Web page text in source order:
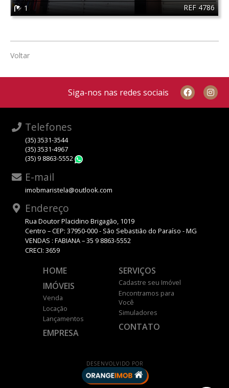
REF 4786
1
Voltar
Siga-nos nas redes sociais
Telefones
(35) 3531-3544
(35) 3531-4967
(35) 9 8863-5552
E-mail
imobmaristela@outlook.com
Endereço
Rua Doutor Placidino Brigagão, 1019
Centro – CEP: 37950-000 - São Sebastião do Paraíso - MG
VENDAS : FABIANA – 35 9 8863-5552
CRECI: 3659
HOME
IMÓVEIS
Venda
Locação
Lançamentos
EMPRESA
SERVIÇOS
Cadastre seu Imóvel
Encontramos para
Você
Simuladores
CONTATO
DESENVOLVIDO POR